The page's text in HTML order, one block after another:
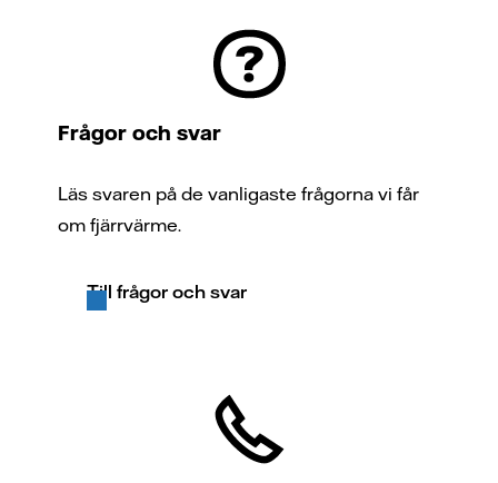
Frågor och svar
Läs svaren på de vanligaste frågorna vi får
om fjärrvärme.
Till frågor och svar